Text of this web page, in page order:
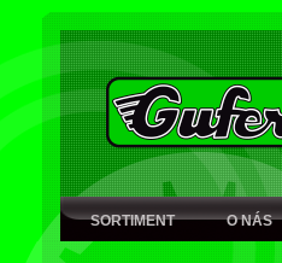
SORTIMENT O NÁS